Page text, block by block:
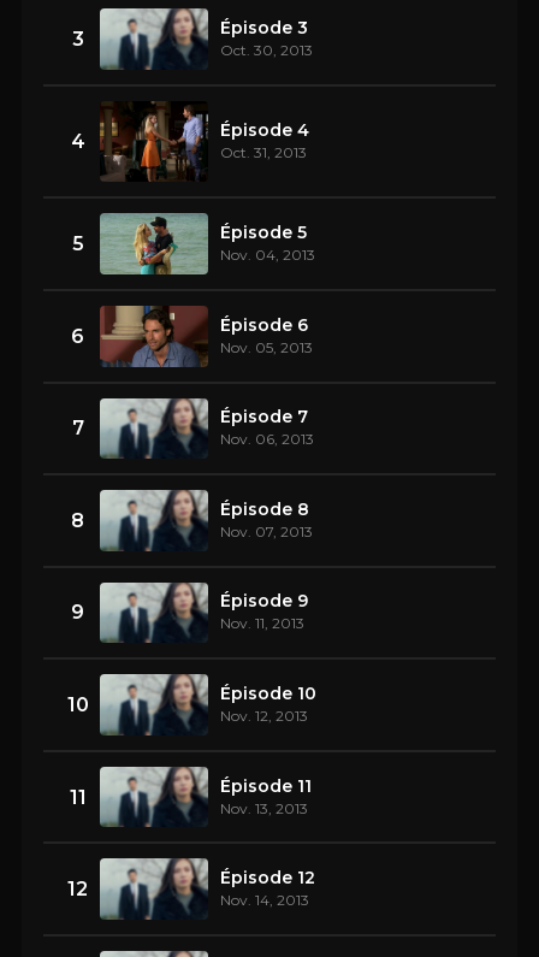
3 Épisode 3
Oct. 30, 2013
4 Épisode 4
Oct. 31, 2013
5 Épisode 5
Nov. 04, 2013
6 Épisode 6
Nov. 05, 2013
7 Épisode 7
Nov. 06, 2013
8 Épisode 8
Nov. 07, 2013
9 Épisode 9
Nov. 11, 2013
10 Épisode 10
Nov. 12, 2013
11 Épisode 11
Nov. 13, 2013
12 Épisode 12
Nov. 14, 2013